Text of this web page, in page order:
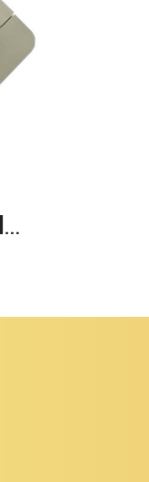
แบตเตอรี่ DADI สำหรับ BDC30